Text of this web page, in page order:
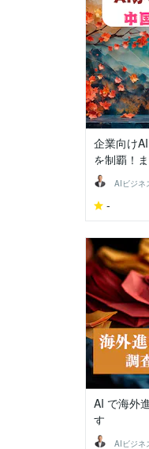
企業向け
を制覇！
AIビジネ
-
AI で海外
す
AIビジネ